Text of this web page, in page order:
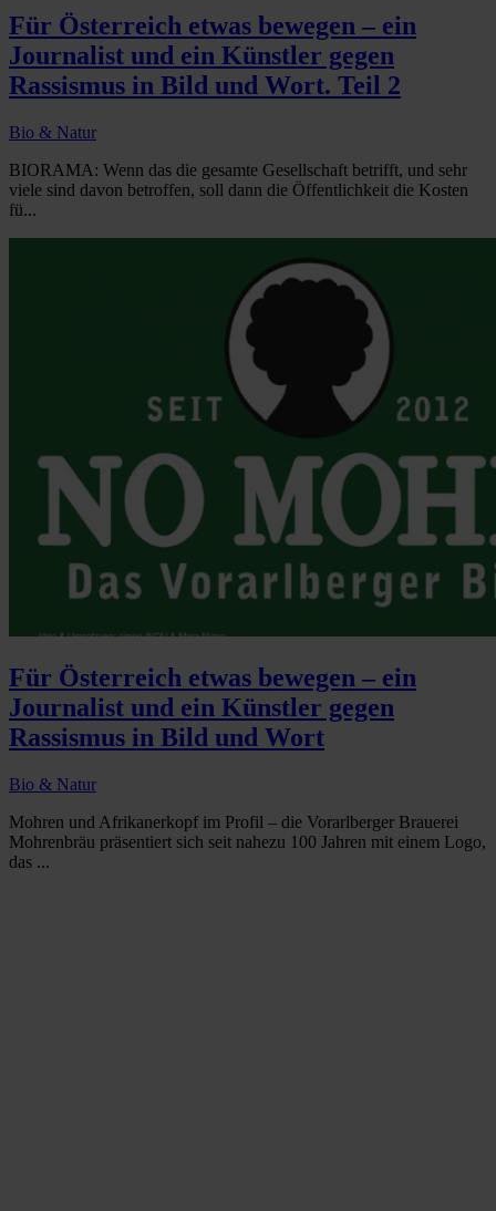
Für Österreich etwas bewegen – ein
Journalist und ein Künstler gegen
Rassismus in Bild und Wort. Teil 2
Bio & Natur
BIORAMA: Wenn das die gesamte Gesellschaft betrifft, und sehr
viele sind davon betroffen, soll dann die Öffentlichkeit die Kosten
fü...
Für Österreich etwas bewegen – ein
Journalist und ein Künstler gegen
Rassismus in Bild und Wort
Bio & Natur
Mohren und Afrikanerkopf im Profil – die Vorarlberger Brauerei
Mohrenbräu präsentiert sich seit nahezu 100 Jahren mit einem Logo,
das ...